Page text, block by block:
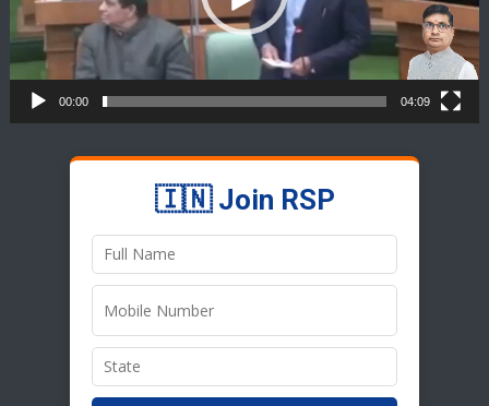
00:00 04:09
🇮🇳 Join RSP